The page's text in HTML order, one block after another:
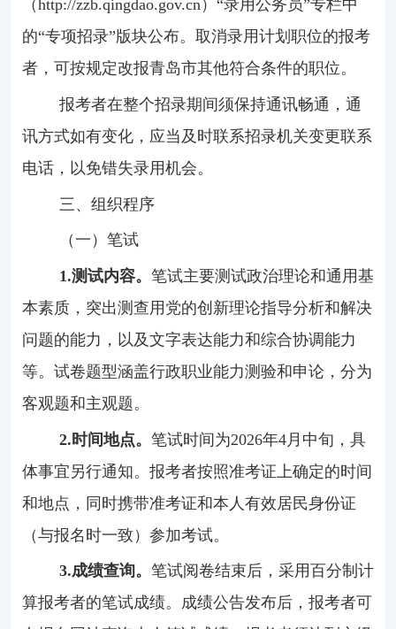
（http://zzb.qingdao.gov.cn）“录用公务员”专栏中
的“专项招录”版块公布。取消录用计划职位的报考
者，可按规定改报青岛市其他符合条件的职位。
报考者在整个招录期间须保持通讯畅通，通
讯方式如有变化，应当及时联系招录机关变更联系
电话，以免错失录用机会。
三、组织程序
（一）笔试
1.测试内容。笔试主要测试政治理论和通用基
本素质，突出测查用党的创新理论指导分析和解决
问题的能力，以及文字表达能力和综合协调能力
等。试卷题型涵盖行政职业能力测验和申论，分为
客观题和主观题。
2. 时间地点。笔试时间为2026年4月中旬，具
体事宜另行通知。报考者按照准考证上确定的时间
和地点，同时携带准考证和本人有效居民身份证
（与报名时一致）参加考试。
3.成绩查询。笔试阅卷结束后，采用百分制计
算报考者的笔试成绩。成绩公告发布后，报考者可